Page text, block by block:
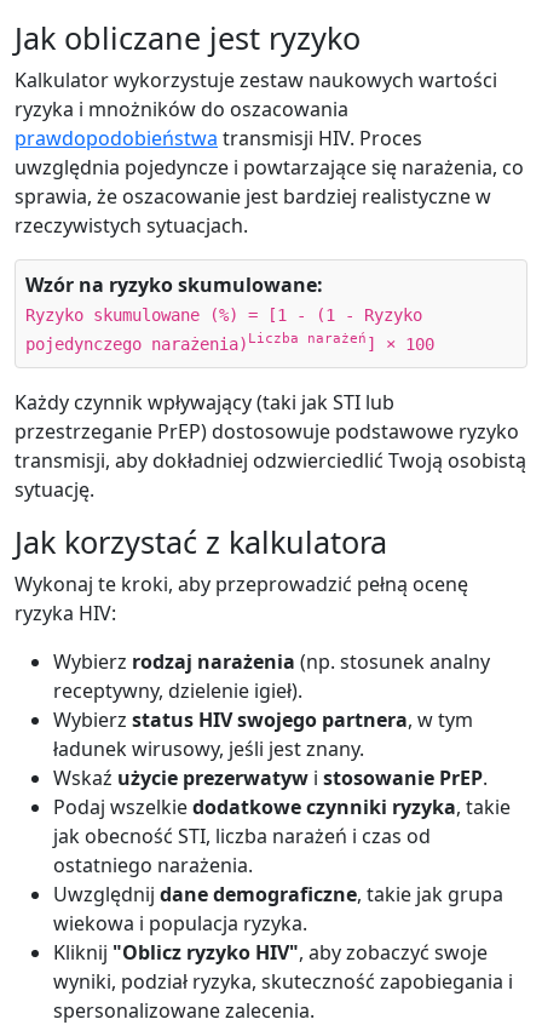
Jak obliczane jest ryzyko
Kalkulator wykorzystuje zestaw naukowych wartości
ryzyka i mnożników do oszacowania
prawdopodobieństwa transmisji HIV. Proces
uwzględnia pojedyncze i powtarzające się narażenia, co
sprawia, że oszacowanie jest bardziej realistyczne w
rzeczywistych sytuacjach.
Wzór na ryzyko skumulowane:
Ryzyko skumulowane (%) = [1 - (1 - Ryzyko
pojedynczego narażenia)
Liczba narażeń ] × 100
Każdy czynnik wpływający (taki jak STI lub
przestrzeganie PrEP) dostosowuje podstawowe ryzyko
transmisji, aby dokładniej odzwierciedlić Twoją osobistą
sytuację.
Jak korzystać z kalkulatora
Wykonaj te kroki, aby przeprowadzić pełną ocenę
ryzyka HIV:
Wybierz rodzaj narażenia (np. stosunek analny
receptywny, dzielenie igieł).
Wybierz status HIV swojego partnera, w tym
ładunek wirusowy, jeśli jest znany.
Wskaź użycie prezerwatyw i stosowanie PrEP.
Podaj wszelkiedodatkowe czynniki ryzyka, takie
jak obecność STI, liczba narażeń i czas od
ostatniego narażenia.
Uwzględnij dane demograficzne, takie jak grupa
wiekowa i populacja ryzyka.
Kliknij "Oblicz ryzyko HIV", aby zobaczyć swoje
wyniki, podział ryzyka, skuteczność zapobiegania i
spersonalizowane zalecenia.